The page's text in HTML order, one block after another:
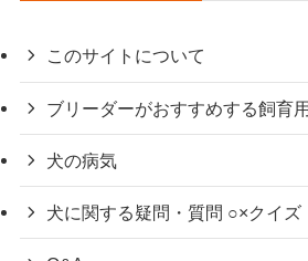
このサイトについて
ブリーダーがおすすめする飼育
犬の病気
犬に関する疑問・質問 ○×クイズ